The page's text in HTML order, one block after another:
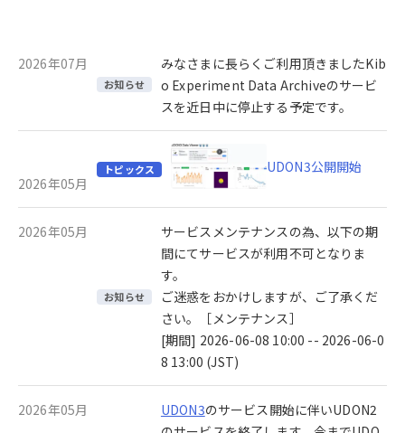
2026年07月
お知らせ
みなさまに長らくご利用頂きましたKib
o Experiment Data Archiveのサービ
スを近日中に停止する予定です。
2026年05月
トピックス UDON3公開開始
2026年05月
お知らせ
サービスメンテナンスの為、以下の期
間にてサービスが利用不可となりま
す。
ご迷惑をおかけしますが、ご了承くだ
さい。［メンテナンス］
[期間] 2026-06-08 10:00 -- 2026-06-0
8 13:00 (JST)
2026年05月 UDON3のサービス開始に伴いUDON2